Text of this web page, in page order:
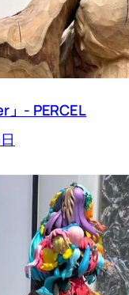
」- PERCEL